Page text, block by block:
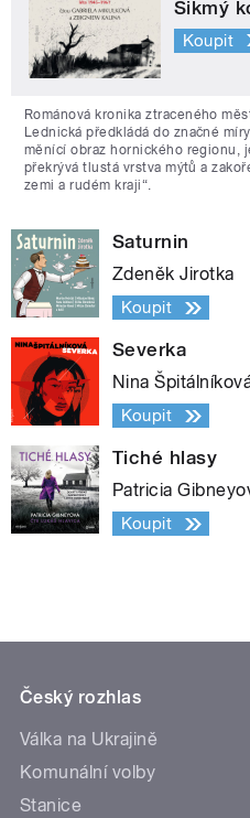
Šikmý
Koupit
Románová kronika ztraceného
Lednická předkládá do značné
měnící obraz hornického regionu,
překrývá tlustá vrstva mýtů a
zemi a rudém kraji“.
Saturnin
Zdeněk Jirotka
Koupit
Severka
Nina
Koupit
Tiché hlasy
Patricia
Koupit
Český rozhlas
Válka na Ukrajině
Komunální volby
Stanice